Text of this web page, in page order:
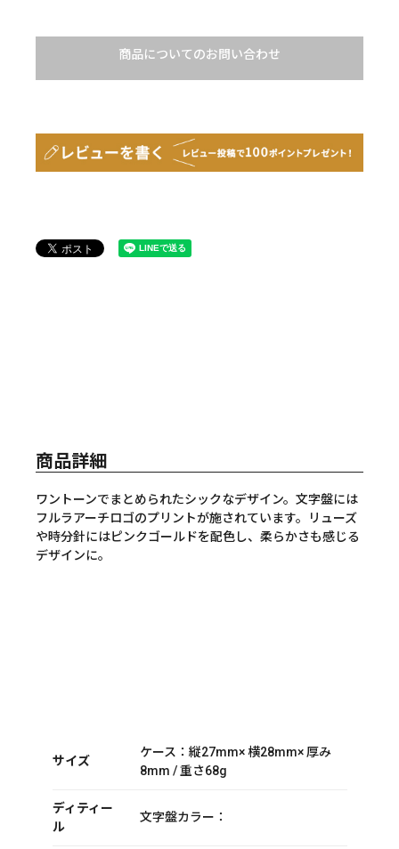
商品についてのお問い合わせ
商品詳細
ワントーンでまとめられたシックなデザイン。文字盤には
フルラアーチロゴのプリントが施されています。リューズ
や時分針にはピンクゴールドを配色し、柔らかさも感じる
デザインに。
サイズ
ケース：縦27mm× 横28mm× 厚み
8mm / 重さ68g
ディティー
ル
文字盤カラー：